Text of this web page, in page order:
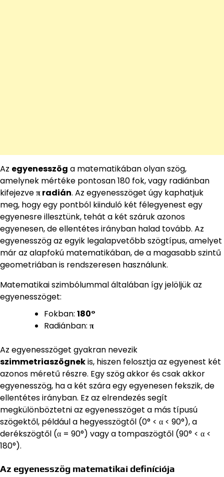
Az egyenesszög a matematikában olyan szög,
amelynek mértéke pontosan 180 fok, vagy radiánban
kifejezveπ radián. Az egyenesszöget úgy kaphatjuk
meg, hogy egy pontból kiinduló két félegyenest egy
egyenesre illesztünk, tehát a két száruk azonos
egyenesen, de ellentétes irányban halad tovább. Az
egyenesszög az egyik legalapvetőbb szögtípus, amelyet
már az alapfokú matematikában, de a magasabb szintű
geometriában is rendszeresen használunk.
Matematikai szimbólummal általában így jelöljük az
egyenesszöget:
Fokban: 180°
Radiánban: π
Az egyenesszöget gyakran nevezik
szimmetriaszögnekis, hiszen felosztja az egyenest két
azonos méretű részre. Egy szög akkor és csak akkor
egyenesszög, ha a két szára egy egyenesen fekszik, de
ellentétes irányban. Ez az elrendezés segít
megkülönböztetni az egyenesszöget a más típusú
szögektől, például a hegyesszögtől (0° < α < 90°), a
derékszögtől (α = 90°) vagy a tompaszögtől (90° < α <
180°).
Az egyenesszög matematikai definíciója